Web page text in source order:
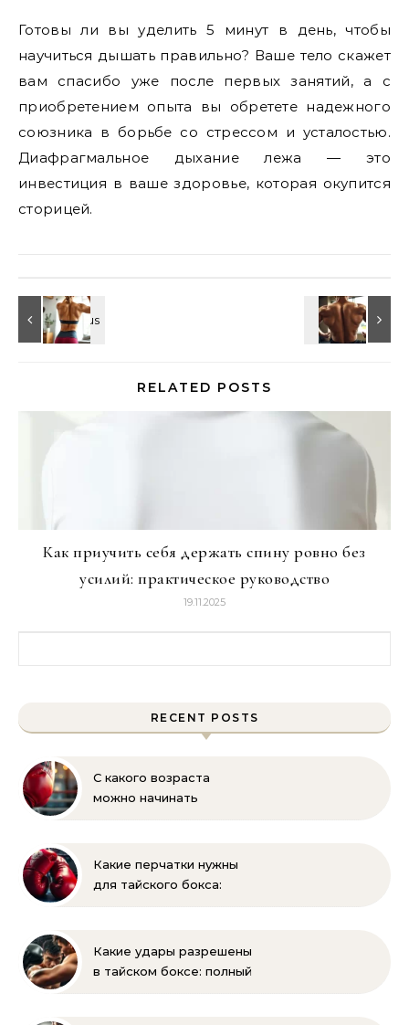
Готовы ли вы уделить 5 минут в день, чтобы
научиться дышать правильно? Ваше тело скажет
вам спасибо уже после первых занятий, а с
приобретением опыта вы обретете надежного
союзника в борьбе со стрессом и усталостью.
Диафрагмальное дыхание лежа — это
инвестиция в ваше здоровье, которая окупится
сторицей.
RELATED POSTS
Как приучить себя держать спину ровно без
усилий: практическое руководство
19.11.2025
RECENT POSTS
С какого возраста
можно начинать
для родителей
Какие перчатки нужны
для тайского бокса:
Какие удары разрешены
в тайском боксе: полный